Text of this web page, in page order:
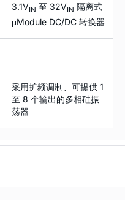
3.1VIN 至 32VIN 隔离式
μModule DC/DC 转换器
采用扩频调制、可提供 1
至 8 个输出的多相硅振
荡器